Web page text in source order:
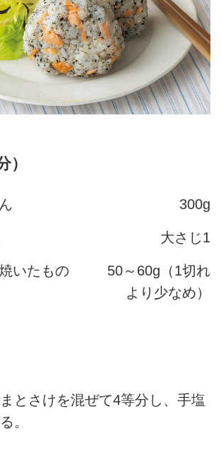
）
300g
大さじ1
いたもの
50～60g（1切れ
より少なめ）
とさけを混ぜて4等分し、手塩
。